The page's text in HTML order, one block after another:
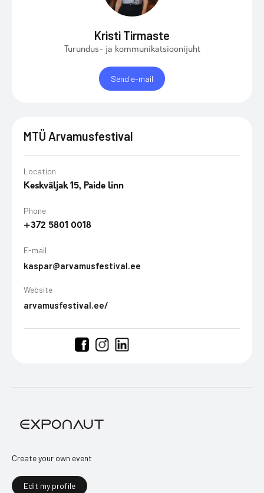
Kristi Tirmaste
Turundus- ja kommunikatsioonijuht
Send e-mail
MTÜ Arvamusfestival
Location
Keskväljak 15, Paide linn
Phone
+372 5801 0018
E-mail
kaspar@arvamusfestival.ee
Website
arvamusfestival.ee/
Create your own event
Edit my profile